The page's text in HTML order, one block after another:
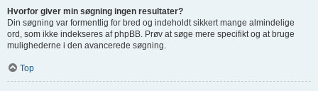
Hvorfor giver min søgning ingen resultater?
Din søgning var formentlig for bred og indeholdt sikkert mange almindelige
ord, som ikke indekseres af phpBB. Prøv at søge mere specifikt og at bruge
mulighederne i den avancerede søgning.
Top